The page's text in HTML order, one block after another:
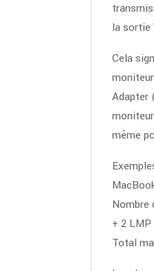
la sortie
Cela
Adapter
même
Nombre
+ 2
Total